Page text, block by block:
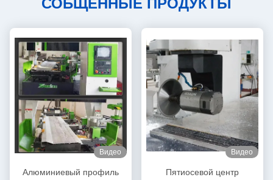
СОБЩЕННЫЕ ПРОДУКТЫ
Видео
Алюминиевый профиль
Видео
Пятиосевой центр